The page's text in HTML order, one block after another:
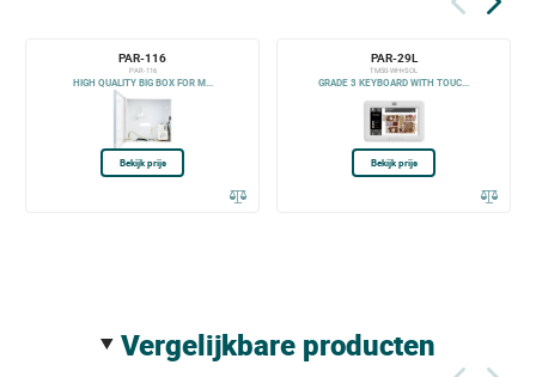
PAR-116
PAR-116
HIGH QUALITY BIG BOX FOR M...
Bekijk prijs
PAR-29L
TM50-WH+SOL
GRADE 3 KEYBOARD WITH TOUC...
Bekijk prijs
vergelijkbare producten